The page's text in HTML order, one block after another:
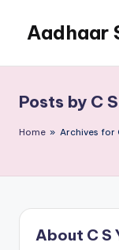
content
Aadhaar
Online
Solution
Posts by C
Home » Archives for
About C S